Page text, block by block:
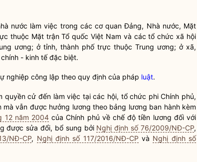
nước làm việc trong các cơ quan Đảng, Nhà nước, Mặt
thuộc Mặt trận Tổ quốc Việt Nam và các tổ chức xã hội
ương; ở tỉnh, thành phố trực thuộc Trung ương; ở xã,
- kinh tế đặc biệt.
nghiệp công lập theo quy định của pháp luật.
quyềncử đến làm việc tại các hội, tổ chức phi Chính phủ,
vẫn được hưởng lương theo bảng lương ban hành kèm
12 năm 2004 của Chính phủ về chế độ tiền lương đối với
được sửa đổi, bổ sung bởi Nghị định số 76/2009/NĐ-CP,
NĐ-CP, Nghị định số 117/2016/NĐ-CP và Nghị định số